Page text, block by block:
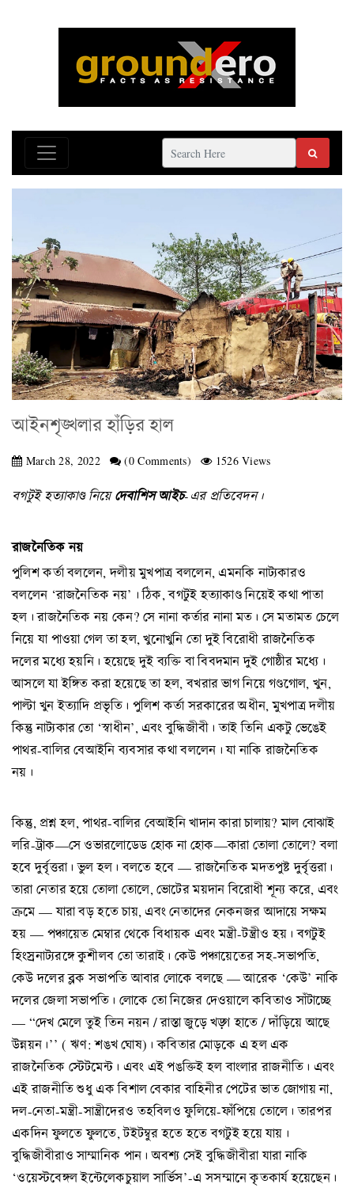
আইনশৃঙ্খলার হাঁড়ির হাল
March 28, 2022 (0 Comments) 1526 Views
বগটুই হত্যাকাণ্ড নিয়েদেবাশিস আইচ-এর প্রতিবেদন।
রাজনৈতিক নয়
পুলিশ কর্তা বললেন, দলীয় মুখপাত্র বললেন, এমনকি নাট্যকারও
বললেন ‘রাজনৈতিক নয়’। ঠিক, বগটুই হত্যাকাণ্ড নিয়েই কথা পাতা
হল। রাজনৈতিক নয় কেন? সে নানা কর্তার নানা মত। সে মতামত চেলে
নিয়ে যা পাওয়া গেল তা হল, খুনোখুনি তো দুই বিরোধী রাজনৈতিক
দলের মধ্যে হয়নি। হয়েছে দুই ব্যক্তি বা বিবদমান দুই গোষ্ঠীর মধ্যে।
আসলে যা ইঙ্গিত করা হয়েছে তা হল, বখরার ভাগ নিয়ে গণ্ডগোল, খুন,
পাল্টা খুন ইত্যাদি প্রভৃতি। পুলিশ কর্তা সরকারের অধীন, মুখপাত্র দলীয়
কিন্তু নাট্যকার তো ‘স্বাধীন’, এবং বুদ্ধিজীবী। তাই তিনি একটু ভেঙেই
পাথর-বালির বেআইনি ব্যবসার কথা বললেন। যা নাকি রাজনৈতিক
নয়।
কিন্তু, প্রশ্ন হল, পাথর-বালির বেআইনি খাদান কারা চালায়? মাল বোঝাই
লরি-ট্রাক—সে ওভারলোডেড হোক না হোক—কারা তোলা তোলে? বলা
হবে দুর্বৃত্তরা। ভুল হল। বলতে হবে — রাজনৈতিক মদতপুষ্ট দুর্বৃত্তরা।
তারা নেতার হয়ে তোলা তোলে, ভোটের ময়দান বিরোধী শূন্য করে, এবং
ক্রমে — যারা বড় হতে চায়, এবং নেতাদের নেকনজর আদায়ে সক্ষম
হয় — পঞ্চায়েত মেম্বার থেকে বিধায়ক এবং মন্ত্রী-টন্ত্রীও হয়। বগটুই
হিংস্রনাট্যরঙ্গে কুশীলব তো তারাই। কেউ পঞ্চায়েতের সহ-সভাপতি,
কেউ দলের ব্লক সভাপতি আবার লোকে বলছে — আরেক ‘কেউ’ নাকি
দলের জেলা সভাপতি। লোকে তো নিজের দেওয়ালে কবিতাও সাঁটাচ্ছে
— “দেখ মেলে তুই তিন নয়ন / রাস্তা জুড়ে খড়্গ হাতে / দাঁড়িয়ে আছে
উন্নয়ন।’’ ( ঋণ: শঙখ ঘোষ)। কবিতার মোড়কে এ হল এক
রাজনৈতিক স্টেটমেন্ট। এবং এই পঙক্তিই হল বাংলার রাজনীতি। এবং
এই রাজনীতি শুধু এক বিশাল বেকার বাহিনীর পেটের ভাত জোগায় না,
দল-নেতা-মন্ত্রী-সান্ত্রীদেরও তহবিলও ফুলিয়ে-ফাঁপিয়ে তোলে। তারপর
একদিন ফুলতে ফুলতে, টইটম্বুর হতে হতে বগটুই হয়ে যায়।
বুদ্ধিজীবীরাও সাম্মানিক পান। অবশ্য সেই বুদ্ধিজীবীরা যারা নাকি
‘ওয়েস্টবেঙ্গল ইন্টেলেকচুয়াল সার্ভিস’-এ সসম্মানে কৃতকার্য হয়েছেন।